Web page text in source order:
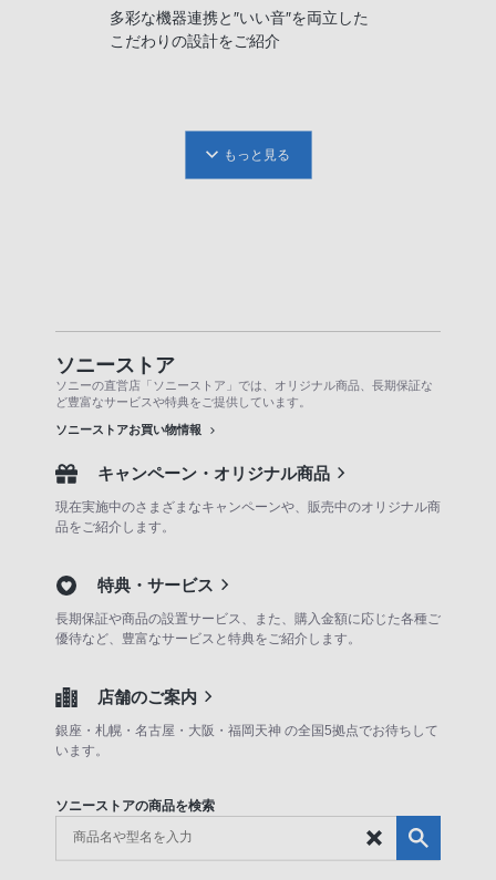
多彩な機器連携と″いい音″を両立した
こだわりの設計をご紹介
もっと見る
ソニーストア
ソニーの直営店「ソニーストア」では、オリジナル商品、長期保証な
ど豊富なサービスや特典をご提供しています。
ソニーストアお買い物情報
キャンペーン・オリジナル商品
現在実施中のさまざまなキャンペーンや、販売中のオリジナル商
品をご紹介します。
特典・サービス
長期保証や商品の設置サービス、また、購入金額に応じた各種ご
優待など、豊富なサービスと特典をご紹介します。
店舗のご案内
銀座・札幌・名古屋・大阪・福岡天神 の全国5拠点でお待ちして
います。
ソニーストアの商品を検索